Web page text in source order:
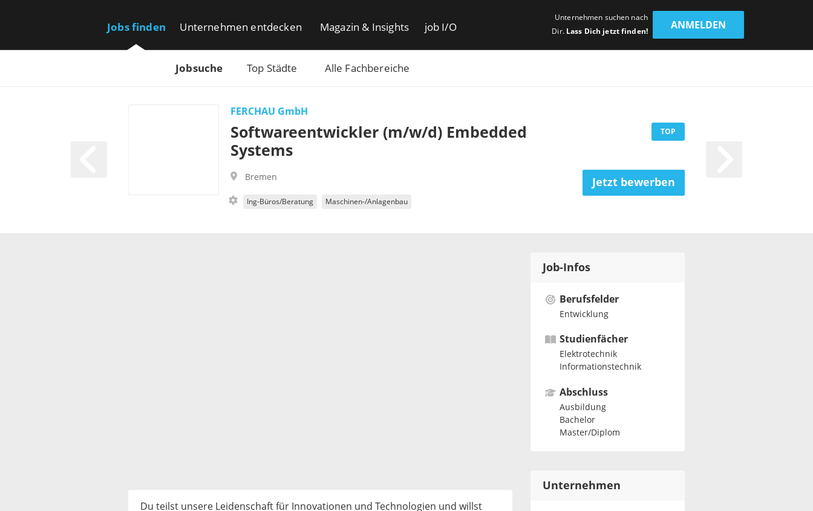
Jobs finden
Jobsuche Top Städte Alle Fachbereiche
Unternehmen entdecken Magazin & Insights job I/O
Unternehmen suchen nach
Dir. Lass Dich jetzt finden!
ANMELDEN
FERCHAU GmbH
Softwareentwickler (m/w/d) Embedded
Systems
Bremen
Ing-Büros/Beratung Maschinen-/Anlagenbau
TOP
Jetzt bewerben
Du teilst unsere Leidenschaft für Innovationen und Technologien und willst
Job-Infos
Berufsfelder
Entwicklung
Studienfächer
Elektrotechnik
Informationstechnik
Abschluss
Ausbildung
Bachelor
Master/Diplom
Unternehmen